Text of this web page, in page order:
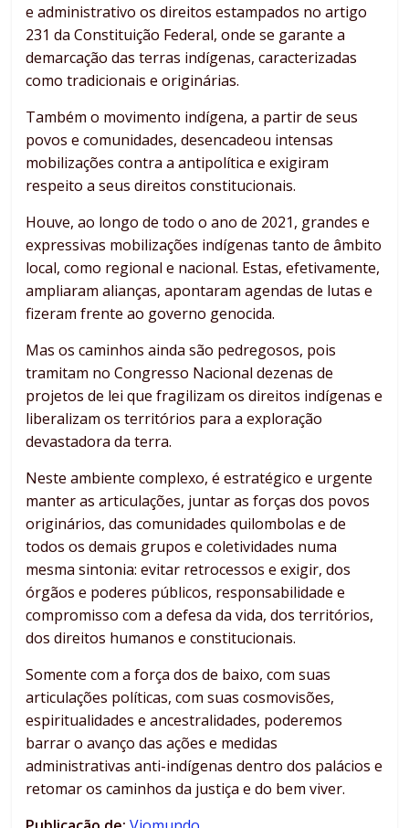
e administrativo os direitos estampados no artigo
231 da Constituição Federal, onde se garante a
demarcação das terras indígenas, caracterizadas
como tradicionais e originárias.
Também o movimento indígena, a partir de seus
povos e comunidades, desencadeou intensas
mobilizações contra a antipolítica e exigiram
respeito a seus direitos constitucionais.
Houve, ao longo de todo o ano de 2021, grandes e
expressivas mobilizações indígenas tanto de âmbito
local, como regional e nacional. Estas, efetivamente,
ampliaram alianças, apontaram agendas de lutas e
fizeram frente ao governo genocida.
Mas os caminhos ainda são pedregosos, pois
tramitam no Congresso Nacional dezenas de
projetos de lei que fragilizam os direitos indígenas e
liberalizam os territórios para a exploração
devastadora da terra.
Neste ambiente complexo, é estratégico e urgente
manter as articulações, juntar as forças dos povos
originários, das comunidades quilombolas e de
todos os demais grupos e coletividades numa
mesma sintonia: evitar retrocessos e exigir, dos
órgãos e poderes públicos, responsabilidade e
compromisso com a defesa da vida, dos territórios,
dos direitos humanos e constitucionais.
Somente com a força dos de baixo, com suas
articulações políticas, com suas cosmovisões,
espiritualidades e ancestralidades, poderemos
barrar o avanço das ações e medidas
administrativas anti-indígenas dentro dos palácios e
retomar os caminhos da justiça e do bem viver.